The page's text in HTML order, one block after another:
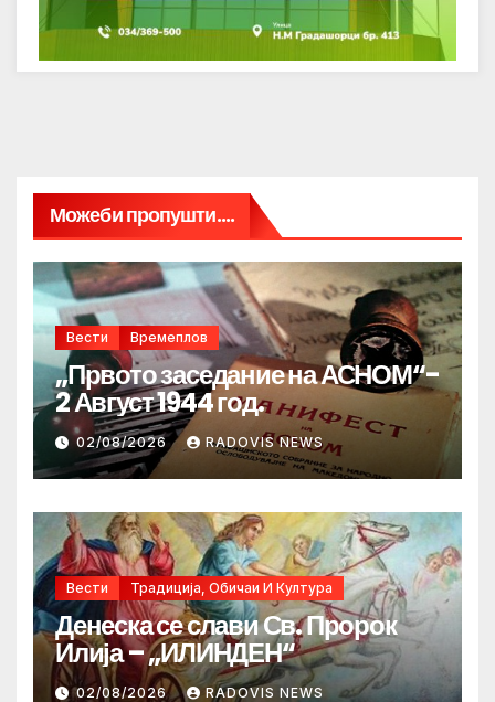
Можеби пропушти....
Вести Времеплов
„Првото заседание на АСНОМ“-
2 Август 1944 год.
02/08/2026 RADOVIS NEWS
Вести Традиција, Обичаи И Култура
Денеска се слави Св. Пророк
Илија – „ИЛИНДЕН“
02/08/2026 RADOVIS NEWS